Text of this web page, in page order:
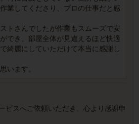
業してくださり、プロの仕事だと感
トさんでしたが作業もスムーズで安
でき、部屋全体が見違えるほど快適
綺麗にしていただけて本当に感謝し
います。
ビスへご依頼いただき、心より感謝申